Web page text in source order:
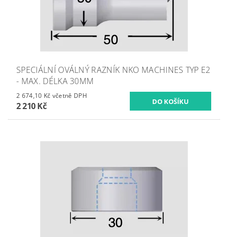
SPECIÁLNÍ OVÁLNÝ RAZNÍK NKO MACHINES TYP E2
- MAX. DÉLKA 30MM
2 674,10 Kč včetně DPH
2 210 Kč